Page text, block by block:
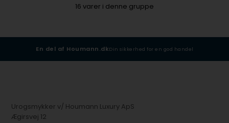
16 varer i denne gruppe
En del af Houmann.dkDin sikkerhed for en god handel
Urogsmykker v/ Houmann Luxury ApS
Ægirsvej 12